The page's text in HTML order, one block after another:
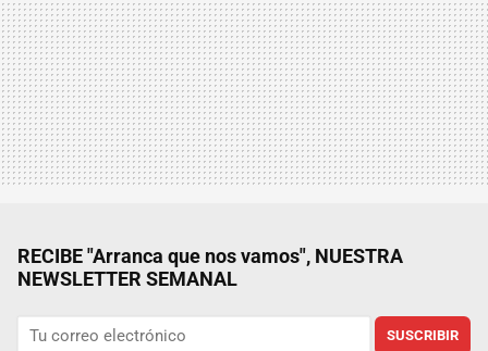
RECIBE "Arranca que nos vamos", NUESTRA
NEWSLETTER SEMANAL
SUSCRIBIR